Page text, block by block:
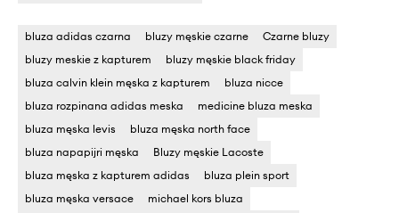
bluza adidas czarna bluzy męskie czarne
Czarne bluzy
bluzy meskie z kapturem
bluzy męskie black friday
bluza calvin klein męska z kapturem
bluza nicce
bluza rozpinana adidas meska
medicine bluza meska
bluza męska levis
bluza męska north face
bluza napapijri męska
Bluzy męskie Lacoste
bluza męska z kapturem adidas
bluza plein sport
bluza męska versace
michael kors bluza